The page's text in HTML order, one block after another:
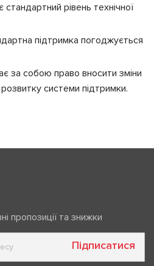
рівень технічної
підтримка погоджується
за собою право вносити зміни
розвитку системи підтримки.
пропозиції та знижки
Підписатися